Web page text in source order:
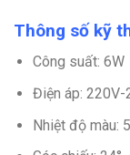
Thông số kỹ
Công suất: 6W
Điện áp: 220V-
Nhiệt độ màu: